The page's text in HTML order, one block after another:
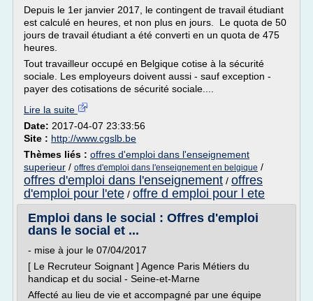
Depuis le 1er janvier 2017, le contingent de travail étudiant
est calculé en heures, et non plus en jours. Le quota de 50
jours de travail étudiant a été converti en un quota de 475
heures.
Tout travailleur occupé en Belgique cotise à la sécurité
sociale. Les employeurs doivent aussi - sauf exception -
payer des cotisations de sécurité sociale....
Lire la suite
Date: 2017-04-07 23:33:56
Site : http://www.cgslb.be
Thèmes liés : offres d'emploi dans l'enseignement
superieur / offres d'emploi dans l'enseignement en belgique /
offres d'emploi dans l'enseignement / offres
d'emploi pour l'ete / offre d emploi pour l ete
Emploi dans le social : Offres d'emploi
dans le social et ...
- mise à jour le 07/04/2017
[ Le Recruteur Soignant ] Agence Paris Métiers du
handicap et du social - Seine-et-Marne
Affecté au lieu de vie et accompagné par une équipe